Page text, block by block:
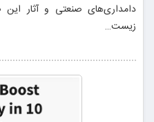
دامداری‌های صنعتی و آثار
زیست…